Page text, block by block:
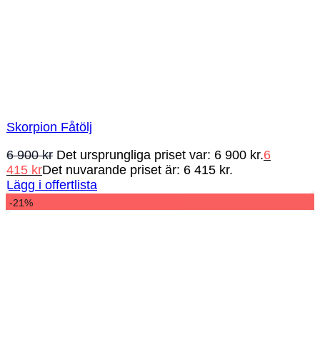
Skorpion Fåtölj
6 900kr Det ursprungliga priset var: 6 900 kr.6
415 krDet nuvarande priset är: 6 415 kr.
Lägg i offertlista
-21%